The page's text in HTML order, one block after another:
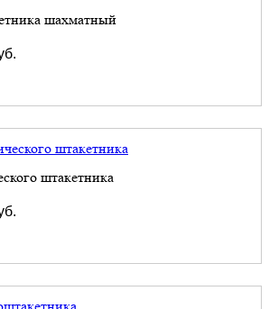
шахматный
штакетника